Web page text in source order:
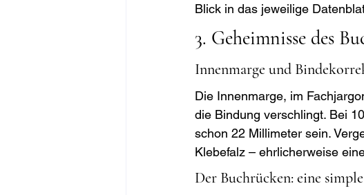
Blick in das jeweilige
3. Geheimnisse des
Innenmarge und
Die Innenmarge, im
die Bindung verschlingt. Bei
schon 22 Millimeter sein.
Klebefalz – ehrlicherweise
Der Buchrücken: eine